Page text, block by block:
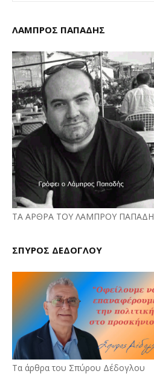
ΛΑΜΠΡΟΣ ΠΑΠΑΔΗΣ
ΤΑ ΑΡΘΡΑ ΤΟΥ ΛΑΜΠΡΟΥ ΠΑΠΑΔΗ
ΣΠΥΡΟΣ ΔΕΔΟΓΛΟΥ
Τα άρθρα του Σπύρου Δέδογλου